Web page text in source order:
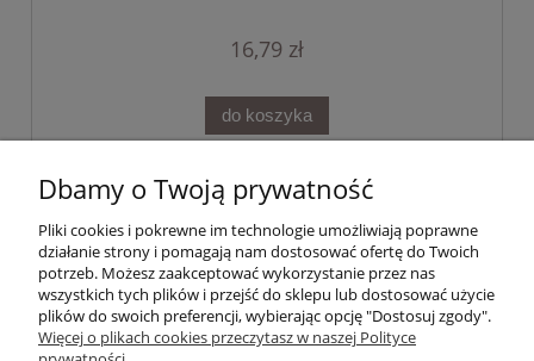
16,79 zł
do koszyka
Pomoc
Integrujmy się!
Moje konto
Dbamy o Twoją prywatność
Pliki cookies i pokrewne im technologie umożliwiają poprawne
działanie strony i pomagają nam dostosować ofertę do Twoich
potrzeb. Możesz zaakceptować wykorzystanie przez nas
wszystkich tych plików i przejść do sklepu lub dostosować użycie
plików do swoich preferencji, wybierając opcję "Dostosuj zgody".
Więcej o plikach cookies przeczytasz w naszej Polityce